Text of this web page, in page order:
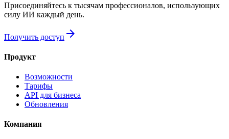
Присоединяйтесь к тысячам профессионалов, использующих
силу ИИ каждый день.
Получить доступ arrow_forward
Продукт
Возможности
Тарифы
API для бизнеса
Обновления
Компания